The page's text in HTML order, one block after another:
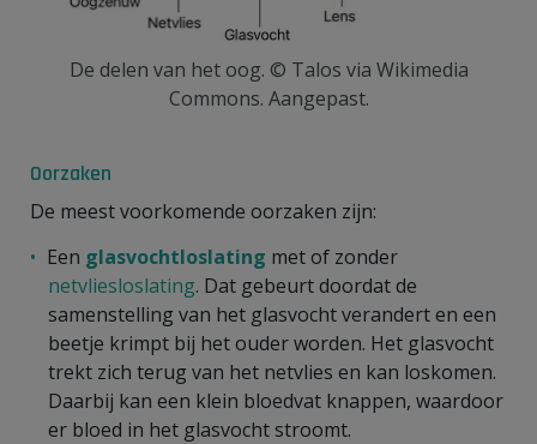
De delen van het oog. © Talos via Wikimedia
Commons. Aangepast.
Oorzaken
De meest voorkomende oorzaken zijn:
Een glasvochtloslating met of zonder
netvliesloslating. Dat gebeurt doordat de
samenstelling van het glasvocht verandert en een
beetje krimpt bij het ouder worden. Het glasvocht
trekt zich terug van het netvlies en kan loskomen.
Daarbij kan een klein bloedvat knappen, waardoor
er bloed in het glasvocht stroomt.